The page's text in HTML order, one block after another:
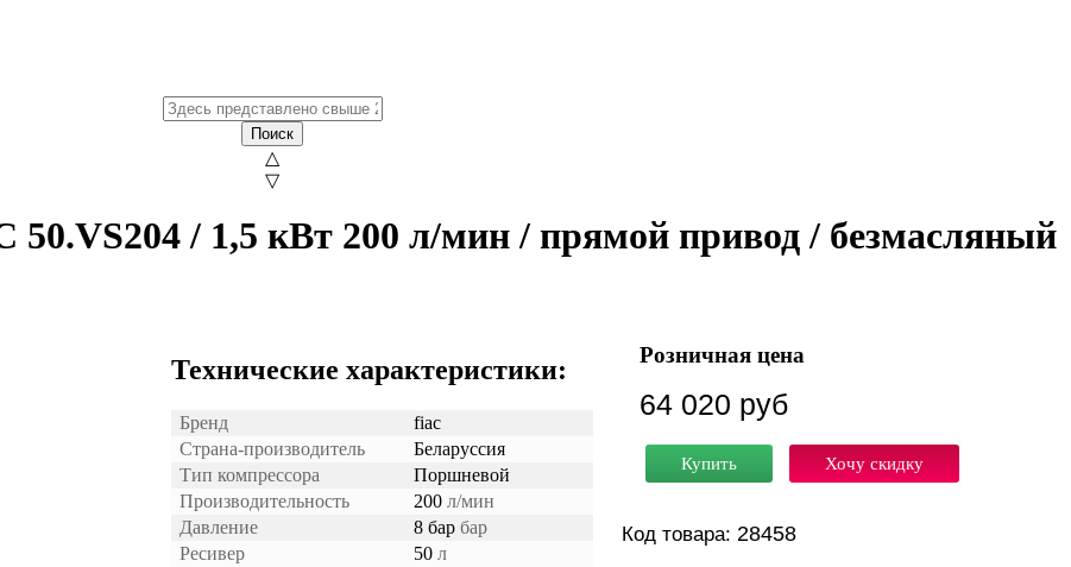
Поиск
△
▽
/ 1,5 кВт 200 л/мин / прямой привод / безмасляный
Технические характеристики:
Бренд
fiac
Страна-производитель
Беларуссия
Тип компрессора
Поршневой
Производительность
200 л/мин
Давление
8 бар бар
Ресивер
50 л
Розничная цена
64 020 руб
Купить Хочу скидку
Код товара: 28458